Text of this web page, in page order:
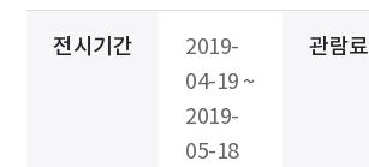
전시기간
2019-
04-19 ~
2019-
05-18
관람료